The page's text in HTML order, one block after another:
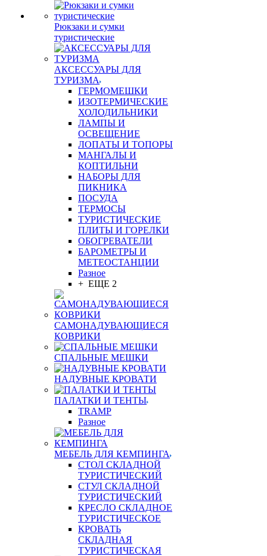
Рюкзаки и сумки
туристические
АКСЕССУАРЫ ДЛЯ
ТУРИЗМА
ГЕРМОМЕШКИ
ИЗОТЕРМИЧЕСКИЕ
ХОЛОДИЛЬНИКИ
ЛАМПЫ И
ОСВЕЩЕНИЕ
ЛОПАТЫ И ТОПОРЫ
МАНГАЛЫ И
КОПТИЛЬНИ
НАБОРЫ ДЛЯ
ПИКНИКА
ПОСУДА
ТЕРМОСЫ
ТУРИСТИЧЕСКИЕ
ПЛИТЫ И ГОРЕЛКИ
ОБОГРЕВАТЕЛИ
БАРОМЕТРЫ И
МЕТЕОСТАНЦИИ
Разное
+ ЕЩЕ 2
САМОНАДУВАЮЩИЕСЯ
КОВРИКИ
СПАЛЬНЫЕ МЕШКИ
НАДУВНЫЕ КРОВАТИ
ПАЛАТКИ И ТЕНТЫ
TRAMP
Разное
МЕБЕЛЬ ДЛЯ КЕМПИНГА
СТОЛ СКЛАДНОЙ
ТУРИСТИЧЕСКИЙ
СТУЛ СКЛАДНОЙ
ТУРИСТИЧЕСКИЙ
КРЕСЛО СКЛАДНОЕ
ТУРИСТИЧЕСКОЕ
КРОВАТЬ
СКЛАДНАЯ
ТУРИСТИЧЕСКАЯ